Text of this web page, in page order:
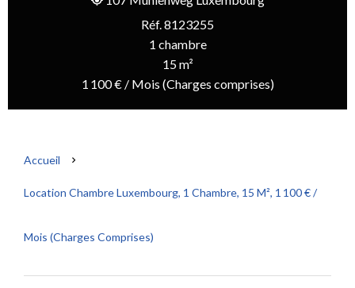
Réf. 8123255
1 chambre
15 m²
1 100 € / Mois (Charges comprises)
Accueil
Location Chambre Luxembourg, 1 Chambre, 15 M², 1 100 € /
Mois (Charges Comprises)